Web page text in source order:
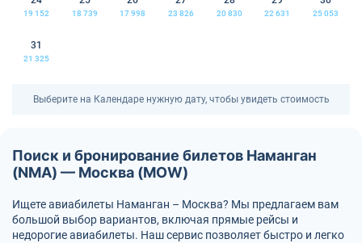
19 152 18 739 17 998 23 826 20 830 22 631 25 053
31
21 325
Выберите на Календаре нужную дату, чтобы увидеть стоимость
Поиск и бронирование билетов Наманган
(NMA) — Москва (MOW)
Ищете авиабилеты Наманган – Москва? Мы предлагаем вам
большой выбор вариантов, включая прямые рейсы и
недорогие авиабилеты. Наш сервис позволяет быстро и легко